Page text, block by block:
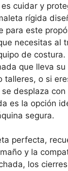
cuidar y
rígida
para este
necesitas al
de
que lleva
talleres, o si
desplaza
es la opción
segura.
perfecta,
y la
los